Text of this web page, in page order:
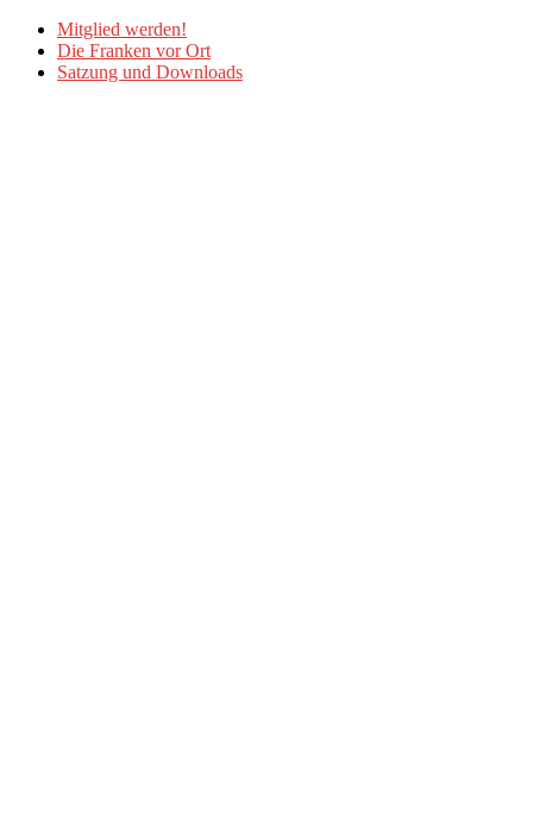
Mitglied werden!
Die Franken vor Ort
Satzung und Downloads